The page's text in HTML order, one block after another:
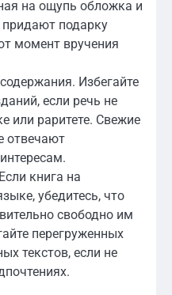
на ощупь обложка и
придают подарку
момент вручения
Избегайте
если речь не
или раритете. Свежие
отвечают
книга на
убедитесь, что
свободно им
перегруженных
текстов, если не